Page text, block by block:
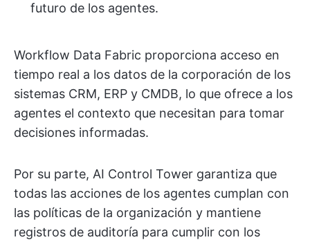
futuro de los agentes.
Workflow Data Fabric proporciona acceso en
tiempo real a los datos de la corporación de los
sistemas CRM, ERP y CMDB, lo que ofrece a los
agentes el contexto que necesitan para tomar
decisiones informadas.
Por su parte, AI Control Tower garantiza que
todas las acciones de los agentes cumplan con
las políticas de la organización y mantiene
registros de auditoría para cumplir con los